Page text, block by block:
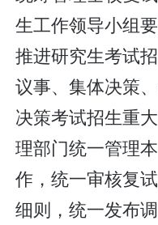
生工作领导小组
推进研究生考试
议事、集体决策
决策考试招生重
理部门统一管理
作，统一审核复
细则，统一发布